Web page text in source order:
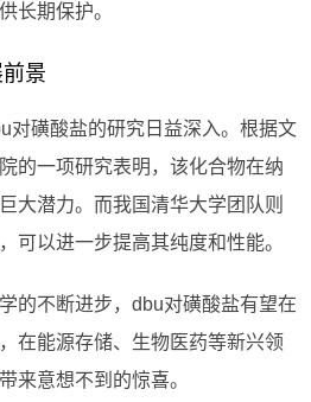
长期保护。
景
对磺酸盐的研究日益深入。根据文
的一项研究表明，该化合物在纳
大潜力。而我国清华大学团队则
可以进一步提高其纯度和性能。
的不断进步，dbu对磺酸盐有望在
在能源存储、生物医药等新兴领
来意想不到的惊喜。